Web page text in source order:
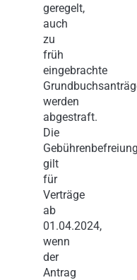
geregelt,
auch
zu
früh
eingebrachte
werden
abgestraft.
Die
Gebührenbefreiung
gilt
für
Verträge
ab
01.04.2024,
wenn
der
Antrag